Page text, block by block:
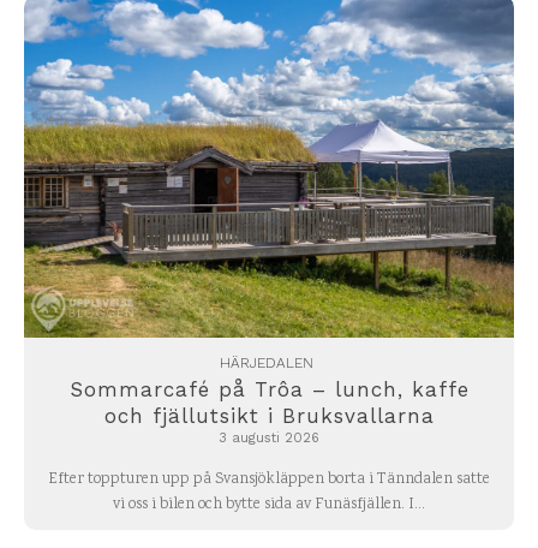
HÄRJEDALEN
Sommarcafé på Trôa – lunch, kaffe
och fjällutsikt i Bruksvallarna
3 augusti 2026
Efter toppturen upp på Svansjökläppen borta i Tänndalen satte
vi oss i bilen och bytte sida av Funäsfjällen. I...